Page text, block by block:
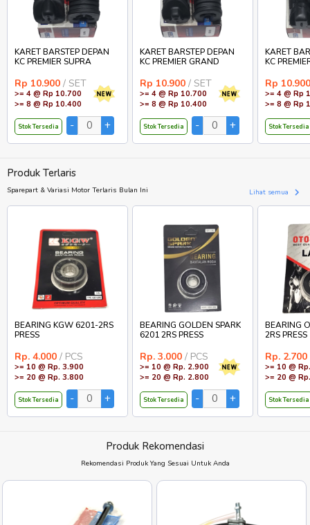
KARET BARSTEP DEPAN
KC PREMIER SUPRA
Rp 10.900 / SET
>= 4 @ Rp 10.700
>= 8 @ Rp 10.400
Stok Tersedia
KARET BARSTEP DEPAN
KC PREMIER GRAND
Rp 10.900 / SET
>= 4 @ Rp 10.700
>= 8 @ Rp 10.400
Stok Tersedia
KARET
KC
Rp 10.900
>= 4 @ Rp
>= 8 @ Rp
Stok Tersedia
Produk Terlaris
Sparepart & Variasi Motor Terlaris Bulan Ini Lihat semua
BEARING KGW 6201-2RS
PRESS
Rp. 4.000 / PCS
>= 10 @ Rp. 3.900
>= 20 @ Rp. 3.800
Stok Tersedia
BEARING GOLDEN SPARK
6201 2RS PRESS
Rp. 3.000 / PCS
>= 10 @ Rp. 2.900
>= 20 @ Rp. 2.800
Stok Tersedia
BEARING
2RS PRESS
Rp. 2.700
>= 10 @
>= 20 @
Stok Tersedia
Produk Rekomendasi
Rekomendasi Produk Yang Sesuai Untuk Anda